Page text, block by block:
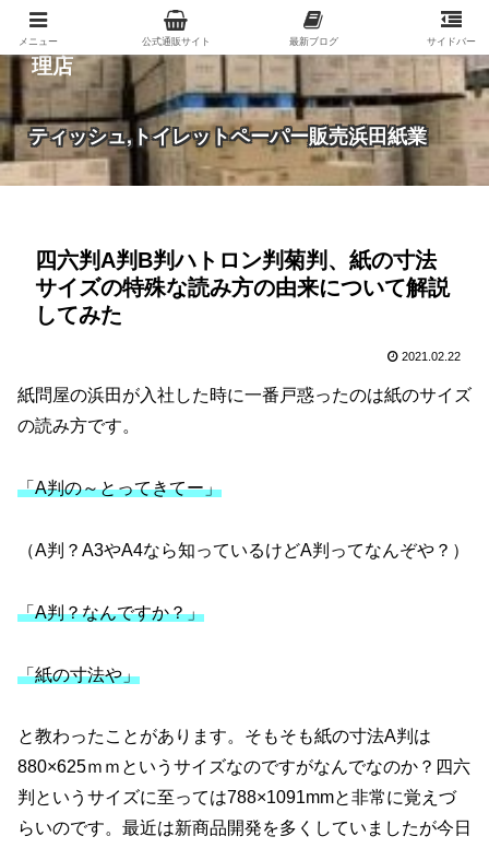
紙（家庭紙・包装紙・印刷用紙など）の総合代
理店
ティッシュ,トイレットペーパー販売浜田紙業
四六判A判B判ハトロン判菊判、紙の寸法
サイズの特殊な読み方の由来について解説
してみた
2021.02.22
紙問屋の浜田が入社した時に一番戸惑ったのは紙のサイズ
の読み方です。
「A判の～とってきてー」
（A判？A3やA4なら知っているけどA判ってなんぞや？）
「A判？なんですか？」
「紙の寸法や」
と教わったことがあります。そもそも紙の寸法A判は
880×625ｍｍというサイズなのですがなんでなのか？四六
判というサイズに至っては788×1091mmと非常に覚えづ
らいのです。最近は新商品開発を多くしていましたが今日
メニュー 公式通販サイト 最新ブログ サイドバー